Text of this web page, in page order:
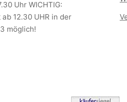
Uhr WICHTIG:
12.30 UHR in der
möglich!